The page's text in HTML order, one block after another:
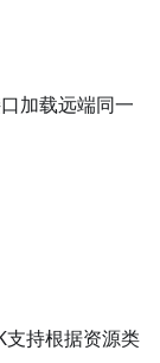
加载远端同一
支持根据资源类